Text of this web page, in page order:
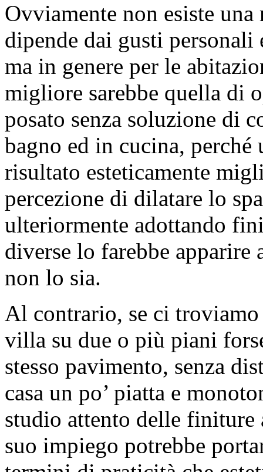
Ovviamente non esiste
dipende dai gusti personali
ma in genere per le
migliore sarebbe quella di
posato senza soluzione di
bagno ed in cucina,
risultato esteticamente
percezione di dilatare lo
ulteriormente adottando
diverse lo farebbe
non lo sia.
Al contrario, se ci troviamo
villa su due o più piani
stesso pavimento, senza
casa un po’ piatta e
studio attento delle finiture
suo impiego potrebbe